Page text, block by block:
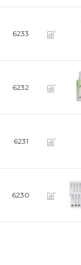
6233
6232
6231
6230